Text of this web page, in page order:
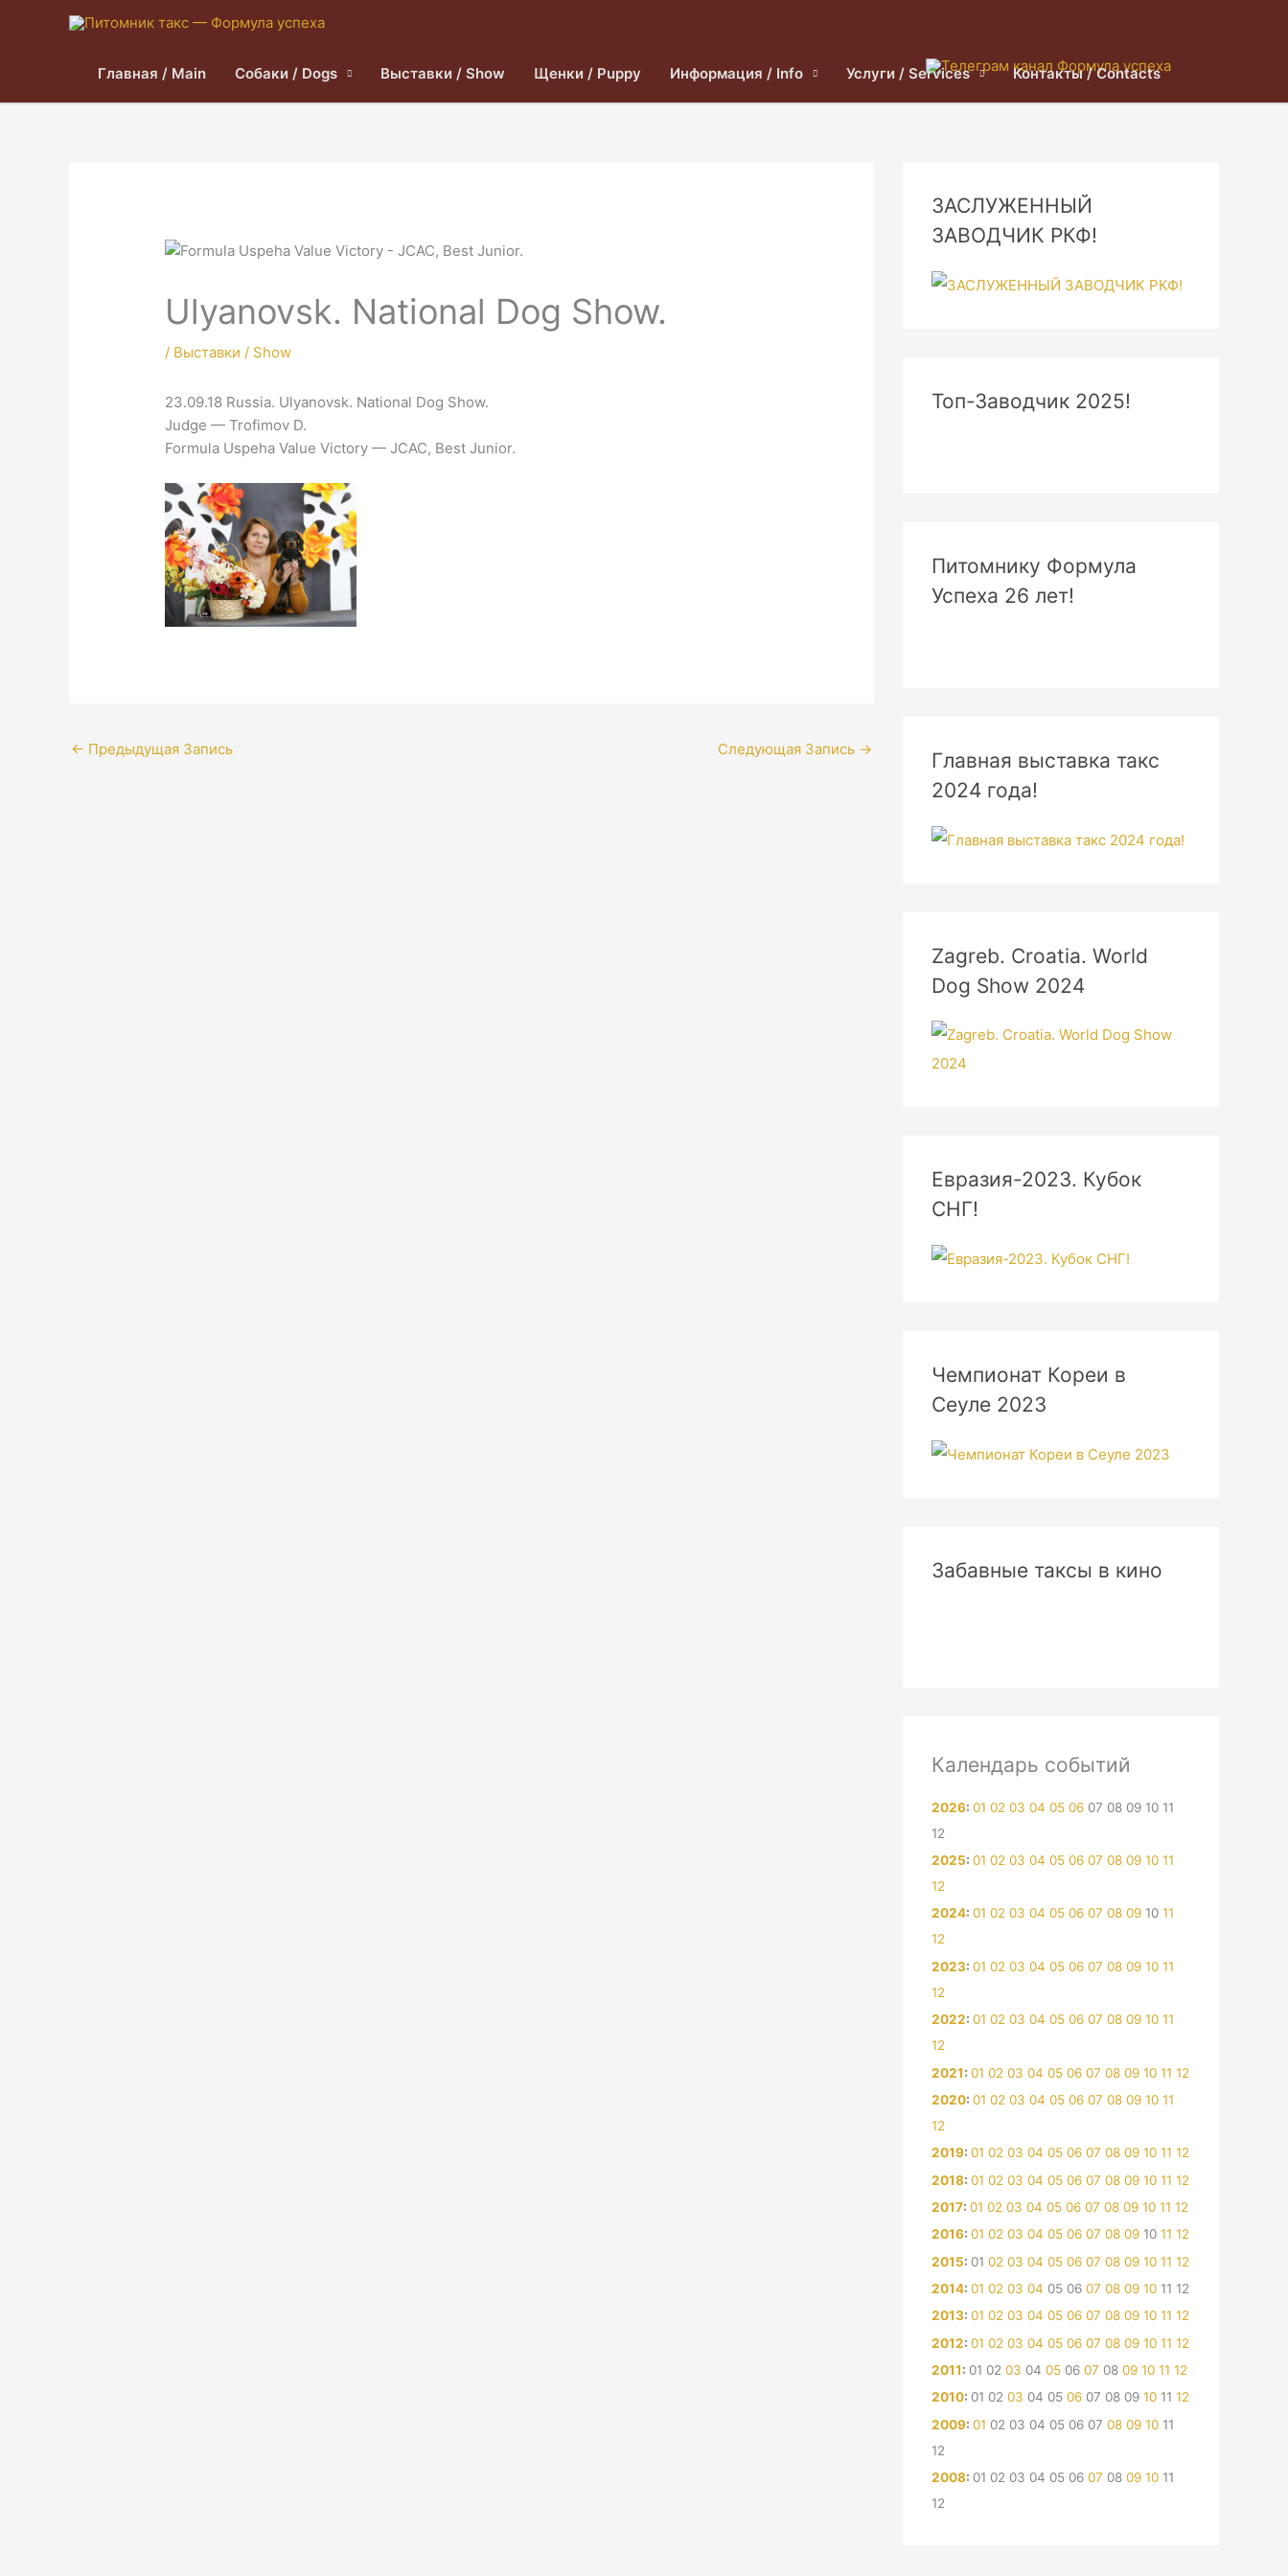
Главная / Main Собаки / Dogs Выставки / Show Щенки / Puppy Информация / Info Услуги / Services Контакты / Contacts
Ulyanovsk. National Dog Show.
/ Выставки / Show
23.09.18 Russia. Ulyanovsk. National Dog Show.
Judge — Trofimov D.
Formula Uspeha Value Victory — JCAC, Best Junior.
← Предыдущая Запись Следующая Запись →
ЗАСЛУЖЕННЫЙ
ЗАВОДЧИК РКФ!
Топ-Заводчик 2025!
Питомнику Формула
Успеха 26 лет!
Главная выставка такс
2024 года!
Zagreb. Croatia. World
Dog Show 2024
Евразия-2023. Кубок
СНГ!
Чемпионат Кореи в
Сеуле 2023
Забавные таксы в кино
Календарь событий
2026: 01 02 03 04 05 06 07 08 09 10 11
12
2025: 01 02 03 04 05 06 07 08 09 10 11
12
2024: 01 02 03 04 05 06 07 08 09 10 11
12
2023: 01 02 03 04 05 06 07 08 09 10 11
12
2022: 01 02 03 04 05 06 07 08 09 10 11
12
2021: 01 02 03 04 05 06 07 08 09 10 11 12
2020: 01 02 03 04 05 06 07 08 09 10 11
12
2019: 01 02 03 04 05 06 07 08 09 10 11 12
2018: 01 02 03 04 05 06 07 08 09 10 11 12
2017: 01 02 03 04 05 06 07 08 09 10 11 12
2016: 01 02 03 04 05 06 07 08 09 10 11 12
2015: 01 02 03 04 05 06 07 08 09 10 11 12
2014: 01 02 03 04 05 06 07 08 09 10 11 12
2013: 01 02 03 04 05 06 07 08 09 10 11 12
2012: 01 02 03 04 05 06 07 08 09 10 11 12
2011: 01 02 03 04 05 06 07 08 09 10 11 12
2010: 01 02 03 04 05 06 07 08 09 10 11 12
2009: 01 02 03 04 05 06 07 08 09 10 11
12
2008: 01 02 03 04 05 06 07 08 09 10 11
12